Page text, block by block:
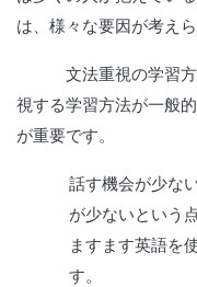
は、様々な要因が考えら
文法重視の学習方法
視する学習方法が一般
が重要です
話す機会が少な
が少ないという
ますます英語を
す。